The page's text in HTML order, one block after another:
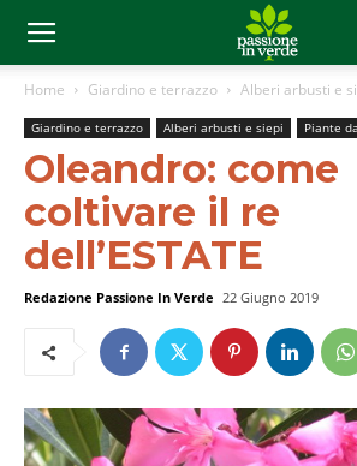
Home Giardino e terrazzo Alberi arbusti e
Giardino e terrazzo Alberi arbusti e siepi Piante
Oleandro: come
coltivare il re
dell’ESTATE
Redazione Passione In Verde 22 Giugno 2019